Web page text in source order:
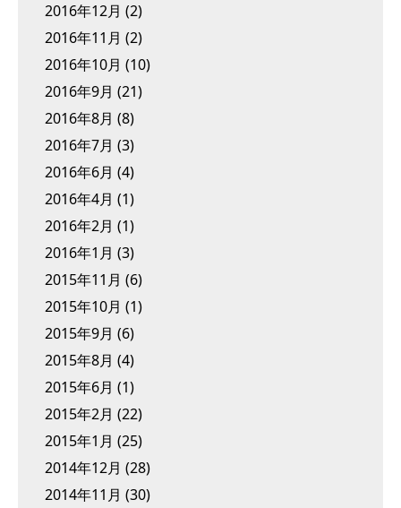
2016年12月 (2)
2016年11月 (2)
2016年10月 (10)
2016年9月 (21)
2016年8月 (8)
2016年7月 (3)
2016年6月 (4)
2016年4月 (1)
2016年2月 (1)
2016年1月 (3)
2015年11月 (6)
2015年10月 (1)
2015年9月 (6)
2015年8月 (4)
2015年6月 (1)
2015年2月 (22)
2015年1月 (25)
2014年12月 (28)
2014年11月 (30)